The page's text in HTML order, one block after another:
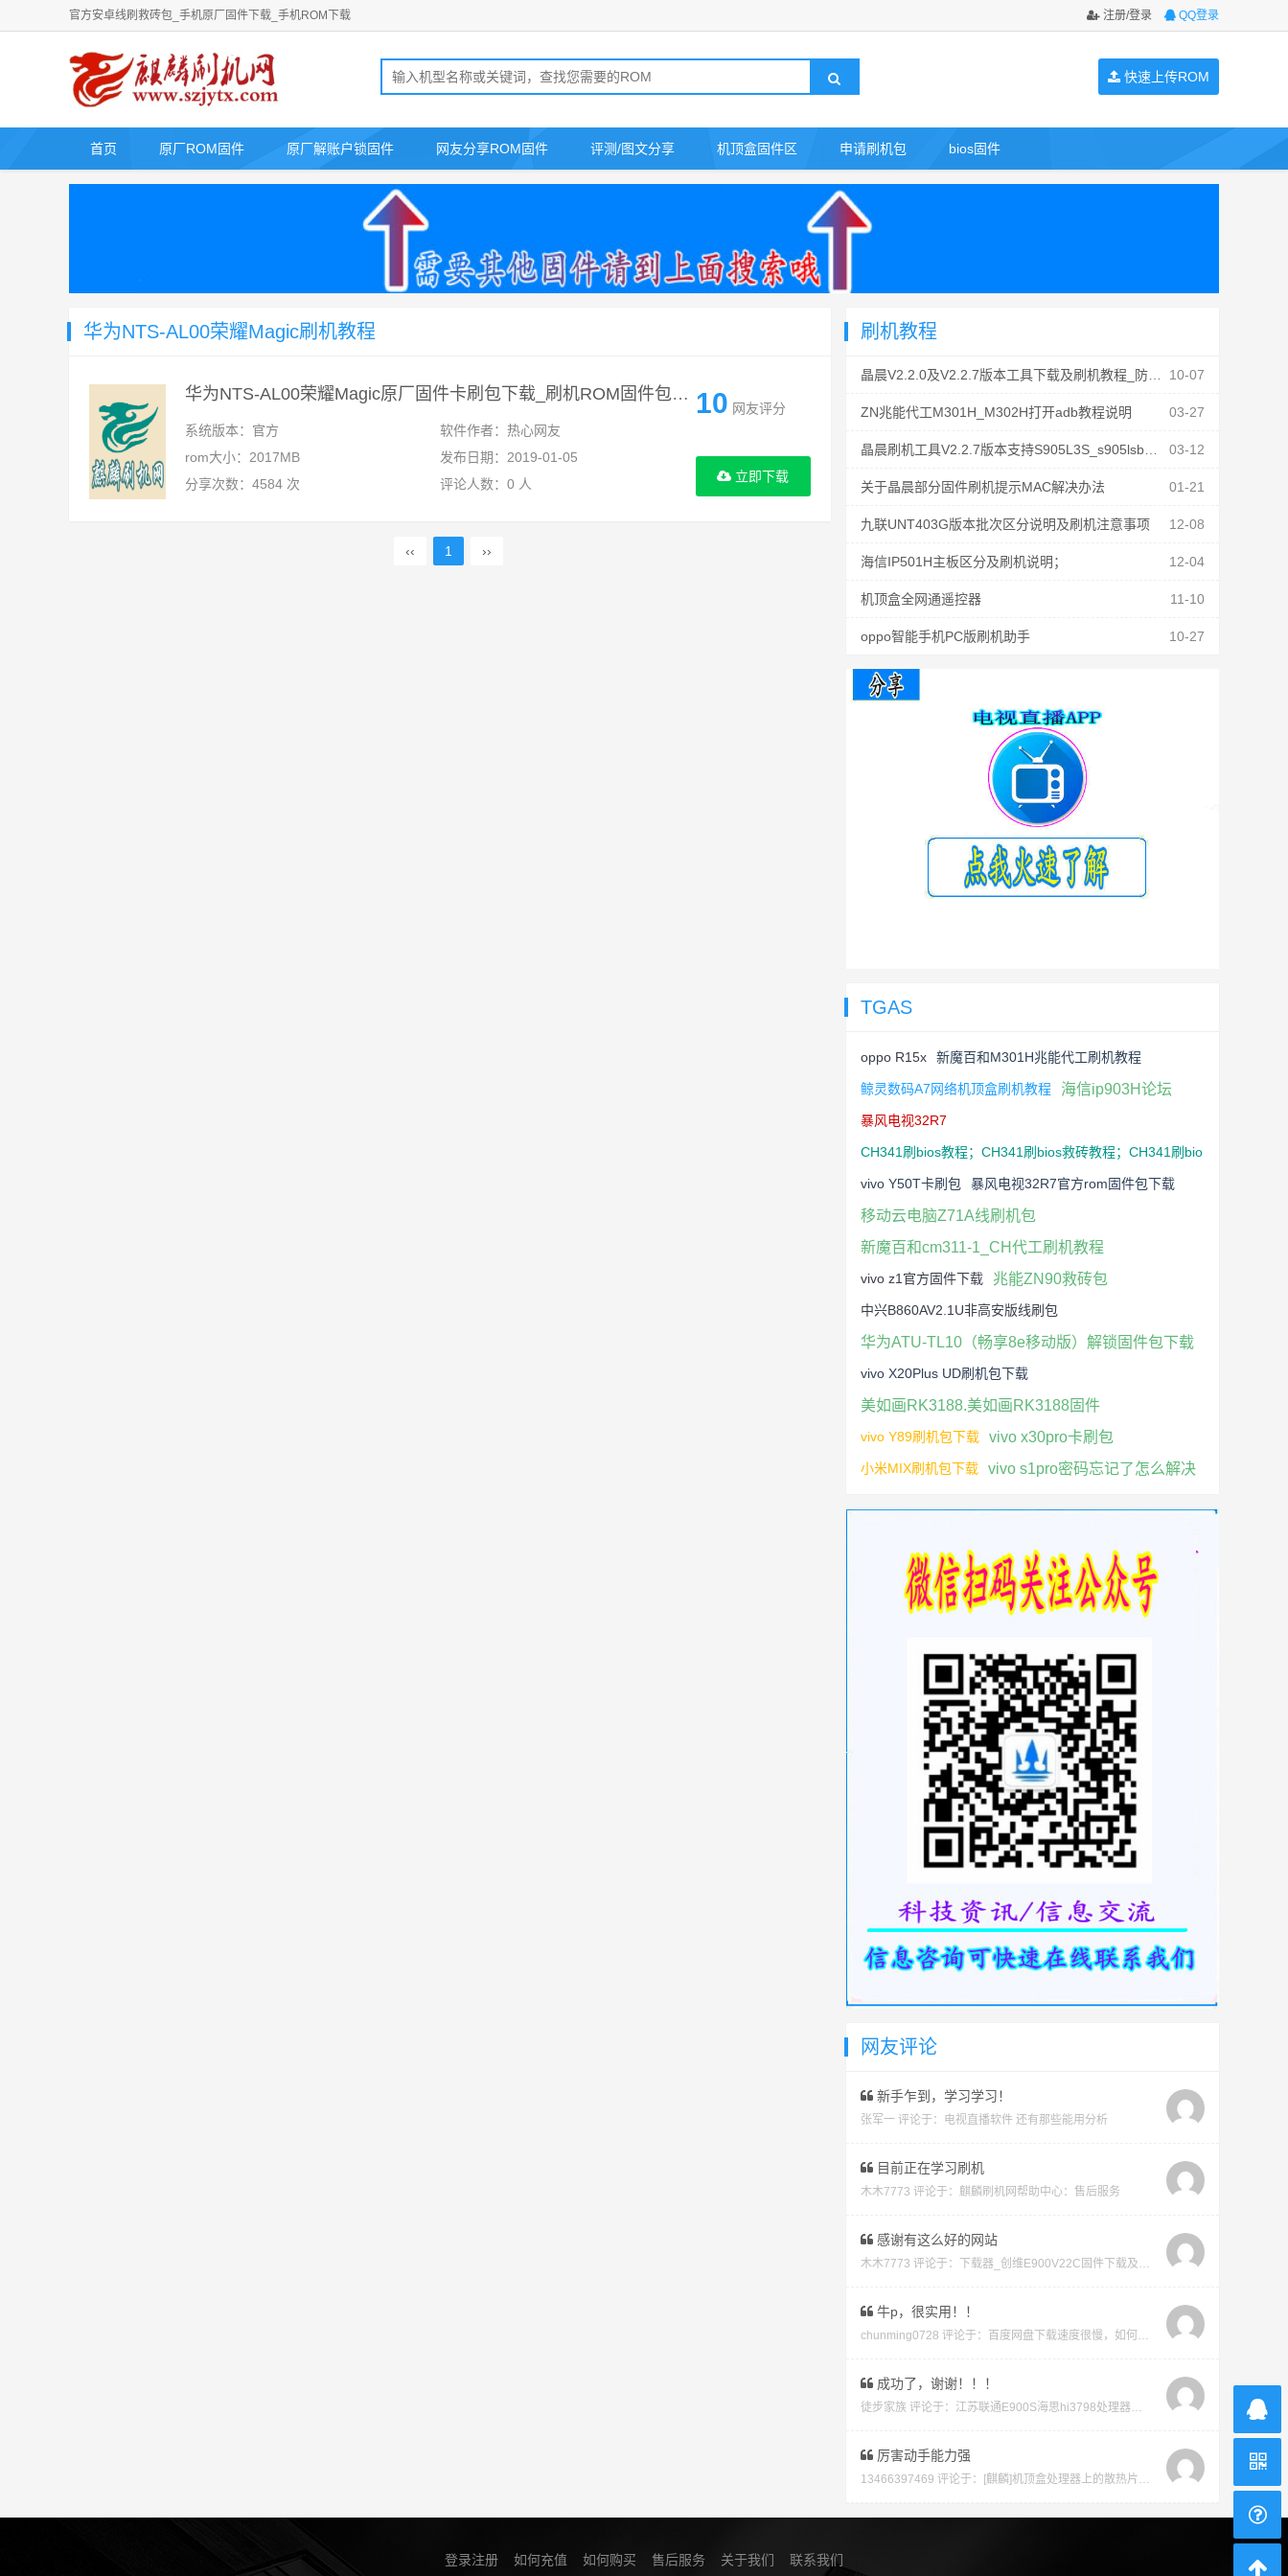
注册/登录 QQ登录
官方安卓线刷救砖包_手机原厂固件下载_手机ROM下载
快速上传ROM
首页 原厂ROM固件 原厂解账户锁固件 网友分享ROM固件 评测/图文分享 机顶盒固件区 申请刷机包 bios固件
华为NTS-AL00荣耀Magic刷机教程
华为NTS-AL00荣耀Magic原厂固件卡刷包下载_刷机ROM固件包下载
系统版本：官方
软件作者：热心网友
rom大小：2017MB
发布日期：2019-01-05
分享次数：4584 次
评论人数：0 人
10 网友评分
立即下载
‹‹ 1 ››
刷机教程
10-07
晶晨V2.2.0及V2.2.7版本工具下载及刷机教程_防丢mac
03-27
ZN兆能代工M301H_M302H打开adb教程说明
03-12
晶晨刷机工具V2.2.7版本支持S905L3S_s905lsb固件刷机
01-21
关于晶晨部分固件刷机提示MAC解决办法
12-08
九联UNT403G版本批次区分说明及刷机注意事项
12-04
海信IP501H主板区分及刷机说明；
11-10
机顶盒全网通遥控器
10-27
oppo智能手机PC版刷机助手
TGAS
oppo R15x 新魔百和M301H兆能代工刷机教程
鲸灵数码A7网络机顶盒刷机教程 海信ip903H论坛
暴风电视32R7
CH341刷bios教程；CH341刷bios救砖教程；CH341刷bio
s魔改教程；CH341电脑主板刷bios教程；CH341华硕技嘉
1刷bios教程；英特尔H61_h65_b75_b85_z77_z98主板刷
BIOS教程
vivo Y50T卡刷包 暴风电视32R7官方rom固件包下载
移动云电脑Z71A线刷机包
新魔百和cm311-1_CH代工刷机教程
vivo z1官方固件下载 兆能ZN90救砖包
中兴B860AV2.1U非高安版线刷包
华为ATU-TL10（畅享8e移动版）解锁固件包下载
vivo X20Plus UD刷机包下载
美如画RK3188.美如画RK3188固件
vivo Y89刷机包下载 vivo x30pro卡刷包
小米MIX刷机包下载 vivo s1pro密码忘记了怎么解决
网友评论
新手乍到，学习学习！
张军一 评论于： 电视直播软件 还有那些能用分析
目前正在学习刷机
木木7773 评论于： 麒麟刷机网帮助中心：售后服务
感谢有这么好的网站
木木7773 评论于： 下载器_创维E900V22C固件下载及版本说明指引_看好在下载避免刷成砖
牛p，很实用！！
chunming0728 评论于： 百度网盘下载速度很慢，如何才能不开vip会员就能享受高速下载的教程
成功了，谢谢！！！
徒步家族 评论于： 江苏联通E900S海思hi3798处理器强刷安卓系统教程
厉害动手能力强
13466397469 评论于： [麒麟]机顶盒处理器上的散热片取下教程及复原教程
登录注册 如何充值 如何购买 售后服务 关于我们 联系我们